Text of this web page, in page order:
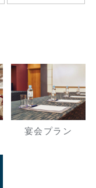
宴会プラン